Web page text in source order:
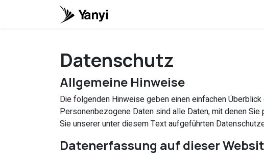
Zum Inhalt springen
Datenschutz
Allgemeine Hinweise
Die folgenden Hinweise geben einen einfachen
Personenbezogene Daten sind alle Daten, mit denen
Sie unserer unter diesem Text aufgeführten
Datenerfassung auf dieser